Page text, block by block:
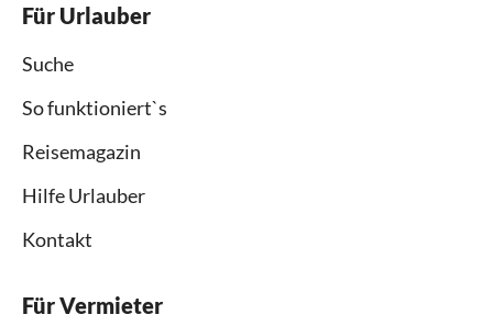
Für Urlauber
Suche
So funktioniert`s
Reisemagazin
Hilfe Urlauber
Kontakt
Für Vermieter